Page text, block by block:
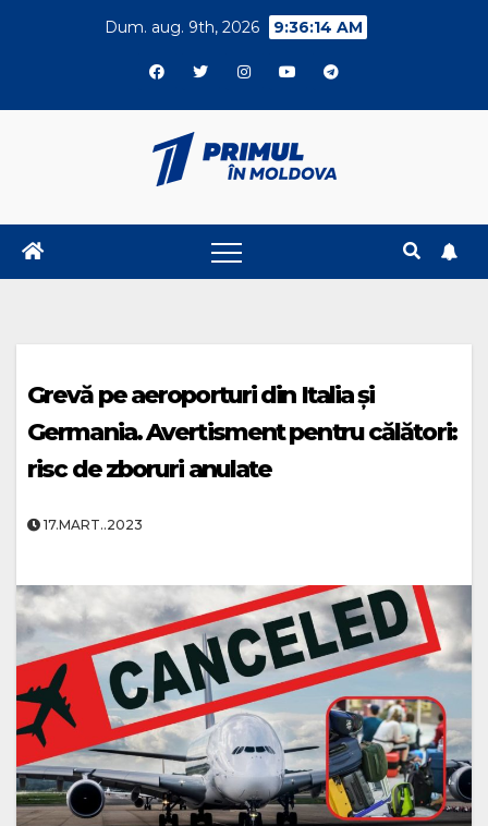
Dum. aug. 9th, 2026 9:36:14 AM
Grevă pe aeroporturi din Italia și
Germania. Avertisment pentru călători:
risc de zboruri anulate
17.MART..2023